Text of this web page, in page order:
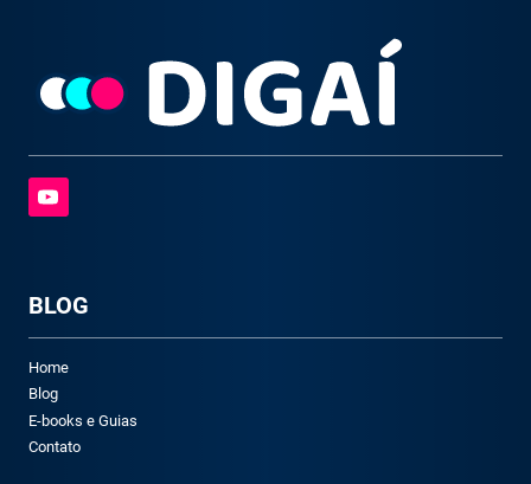
BLOG
Home
Blog
E-books e Guias
Contato